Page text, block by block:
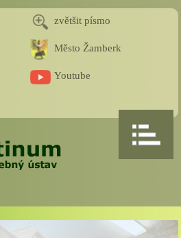
zvětšit písmo
Město Žamberk
Youtube